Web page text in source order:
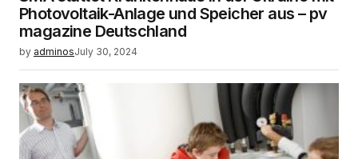
Photovoltaik-Anlage und Speicher aus – pv
magazine Deutschland
by adminosJuly 30, 2024